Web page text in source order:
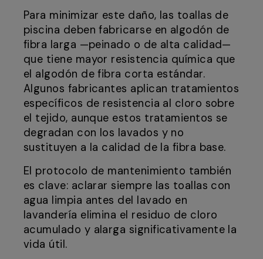
Para minimizar este daño, las toallas de
piscina deben fabricarse en algodón de
fibra larga —peinado o de alta calidad—
que tiene mayor resistencia química que
el algodón de fibra corta estándar.
Algunos fabricantes aplican tratamientos
específicos de resistencia al cloro sobre
el tejido, aunque estos tratamientos se
degradan con los lavados y no
sustituyen a la calidad de la fibra base.
El protocolo de mantenimiento también
es clave: aclarar siempre las toallas con
agua limpia antes del lavado en
lavandería elimina el residuo de cloro
acumulado y alarga significativamente la
vida útil.